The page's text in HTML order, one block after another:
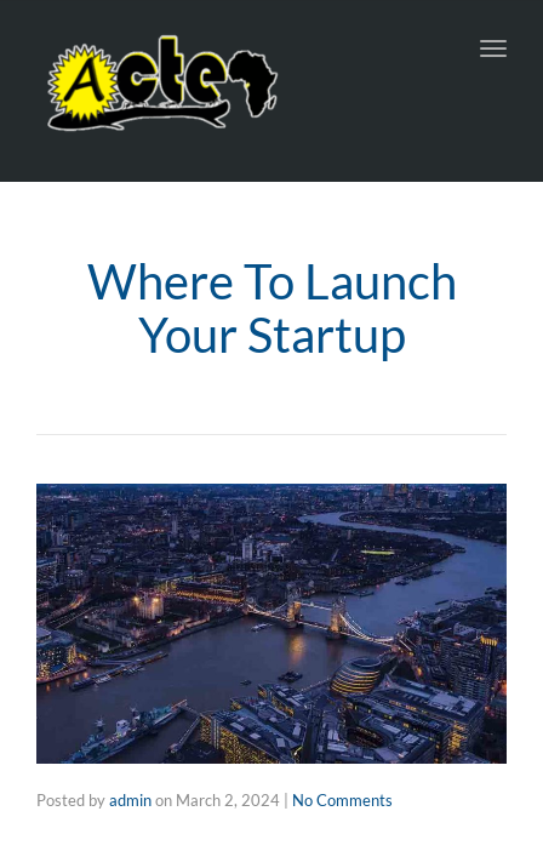
Where To Launch
Your Startup
Posted byadminon March 2, 2024 No Comments